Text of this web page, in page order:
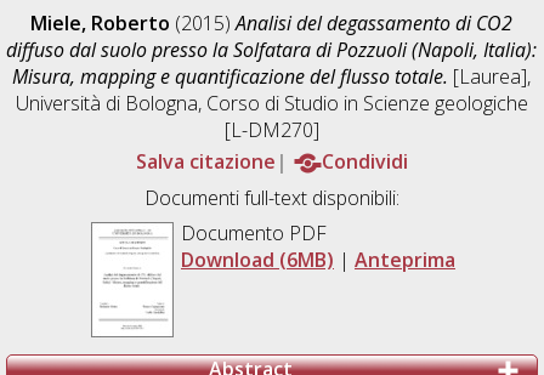
Miele, Roberto (2015)Analisi del degassamento di CO2
diffuso dal suolo presso la Solfatara di Pozzuoli (Napoli, Italia):
Misura, mapping e quantificazione del flusso totale. [Laurea],
Università di Bologna, Corso di Studio in Scienze geologiche
[L-DM270]
Salva citazione
Condividi
Documenti full-text disponibili:
Documento PDF
Download (6MB) | Anteprima
Abstract